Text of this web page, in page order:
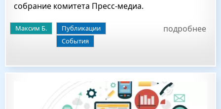
собрание комитета Пресс-медиа.
Максим Б.
Публикации
События
подробнее